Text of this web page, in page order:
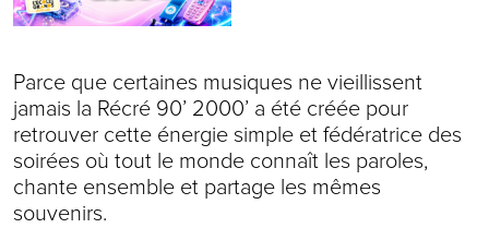
Parce que certaines musiques ne vieillissent
jamais la Récré 90’ 2000’ a été créée pour
retrouver cette énergie simple et fédératrice des
soirées où tout le monde connaît les paroles,
chante ensemble et partage les mêmes
souvenirs.